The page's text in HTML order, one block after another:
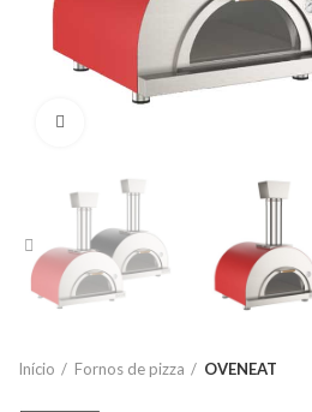
Início Fornos de pizza OVENEAT